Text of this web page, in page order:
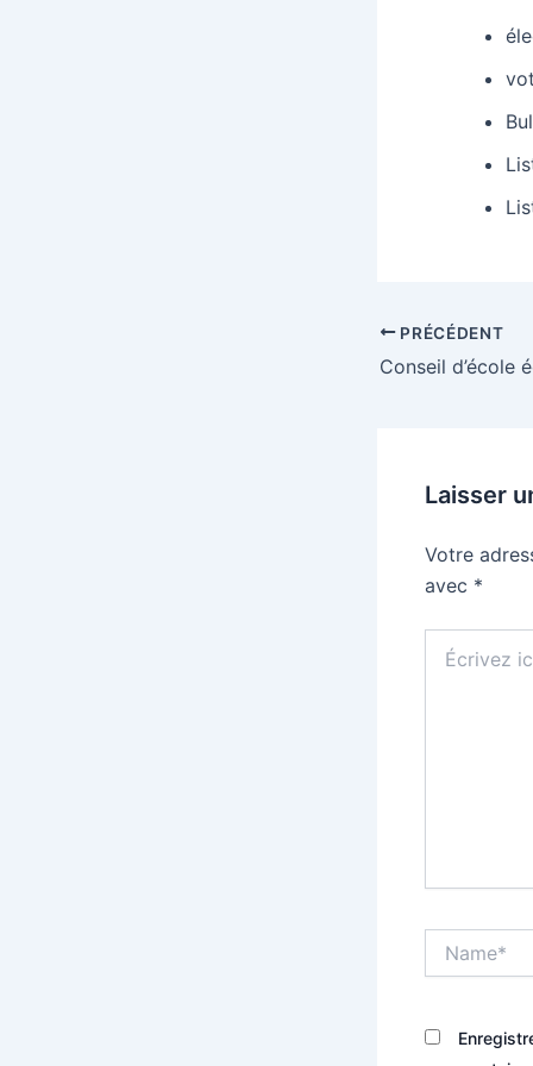
Navigation
des
PRÉCÉDENT
Laisser
Votre
avec *
ici…